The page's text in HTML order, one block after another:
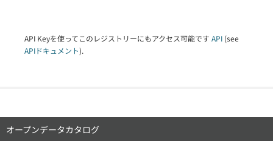
API Keyを使ってこのレジストリーにもアクセス可能です API (see
APIドキュメント).
オープンデータカタログ